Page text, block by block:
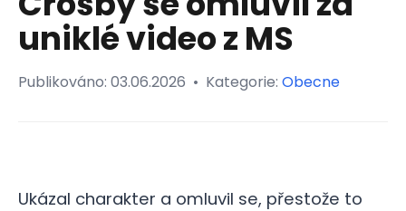
uniklé video z MS
Publikováno: 03.06.2026 • Kategorie: Obecne
Ukázal charakter a omluvil se, přestože to